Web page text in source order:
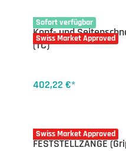
Sofort verfügbar
Swiss Market Approved
16-7546.18
Kopf- und
(TC)
402,22 €*
Swiss Market Approved
16-7533.18
FESTSTELLZANGE